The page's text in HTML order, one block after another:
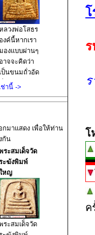
ลวงพ่อโสธร
องค์นี้หากเรา
องแบบผ่านๆ
อาจจะคิดว่า
เป็นขนมถั่วอัด
ที่เราเคยกิน
ล้วนั่นคือ
สธร พิมพ์
หลังคา
กระเบื้องโบสถ์
ซึ่งหากเราใช้ว
านี้ ->
กมาแสดง เพื่อให้ท่าน
กัน
ระสมเด็จวัด
ะฆังพิมพ์
หญ
ระสมเด็จวัด
โ
โ